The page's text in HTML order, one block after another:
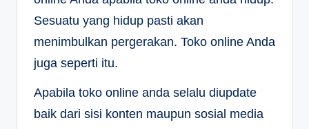
Sesuatu yang hidup pasti akan
menimbulkan pergerakan. Toko online Anda
juga seperti itu.
Apabila toko online anda selalu diupdate
baik dari sisi konten maupun sosial media